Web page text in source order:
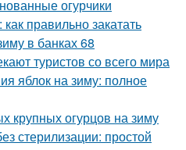
огурчики
правильно закатать
в банках 68
туристов со всего мира
яблок на зиму: полное
крупных огурцов на зиму
стерилизации: простой